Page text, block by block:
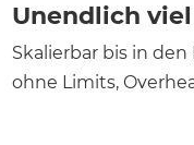
Unendlich
Skalierbar bis in
ohne Limits,